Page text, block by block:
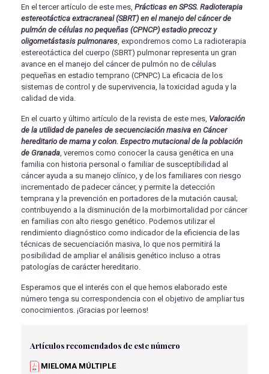
En el tercer artículo de este mes, Prácticas en SPSS. Radioterapia
estereotáctica extracraneal (SBRT) en el manejo del cáncer de
pulmón de células no pequeñas (CPNCP) estadio precoz y
oligometástasis pulmonares , expondremos como La radioterapia
estereotáctica del cuerpo (SBRT) pulmonar representa un gran
avance en el manejo del cáncer de pulmón no de células
pequeñas en estadio temprano (CPNPC) La eficacia de los
sistemas de control y de supervivencia, la toxicidad aguda y la
calidad de vida.
En el cuarto y último artículo de la revista de este mes, Valoración
de la utilidad de paneles de secuenciación masiva en Cáncer
hereditario de mama y colon. Espectro mutacional de la población
de Granada , veremos como conocer la causa genética en una
familia con historia personal o familiar de susceptibilidad al
cáncer ayuda a su manejo clínico, y de los familiares con riesgo
incrementado de padecer cáncer, y permite la detección
temprana y la prevención en portadores de la mutación causal;
contribuyendo a la disminución de la morbimortalidad por cáncer
en familias con alto riesgo genético. Podemos utilizar el
rendimiento diagnóstico como indicador de la eficiencia de las
técnicas de secuenciación masiva, lo que nos permitirá la
posibilidad de ampliar el análisis genético incluso a otras
patologías de carácter hereditario.
Esperamos que el interés con el que hemos elaborado este
número tenga su correspondencia con el objetivo de ampliar tus
conocimientos. ¡Gracias por leernos!
Artículos recomendados de este número
MIELOMA MÚLTIPLE